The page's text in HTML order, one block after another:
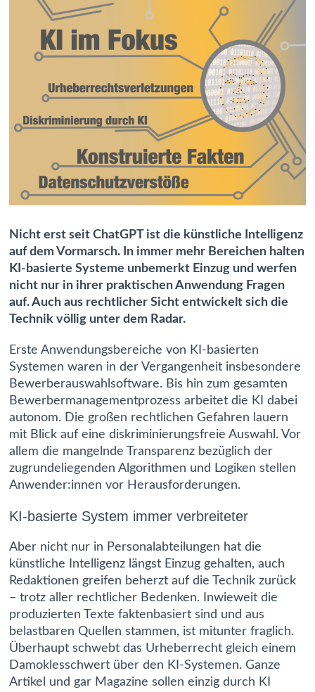
Nicht erst seit ChatGPT ist die künstliche Intelligenz
auf dem Vormarsch. In immer mehr Bereichen halten
KI-basierte Systeme unbemerkt Einzug und werfen
nicht nur in ihrer praktischen Anwendung Fragen
auf. Auch aus rechtlicher Sicht entwickelt sich die
Technik völlig unter dem Radar.
Erste Anwendungsbereiche von KI-basierten
Systemen waren in der Vergangenheit insbesondere
Bewerberauswahlsoftware. Bis hin zum gesamten
Bewerbermanagementprozess arbeitet die KI dabei
autonom. Die großen rechtlichen Gefahren lauern
mit Blick auf eine diskriminierungsfreie Auswahl. Vor
allem die mangelnde Transparenz bezüglich der
zugrundeliegenden Algorithmen und Logiken stellen
Anwender:innen vor Herausforderungen.
KI-basierte System immer verbreiteter
Aber nicht nur in Personalabteilungen hat die
künstliche Intelligenz längst Einzug gehalten, auch
Redaktionen greifen beherzt auf die Technik zurück
– trotz aller rechtlicher Bedenken. Inwieweit die
produzierten Texte faktenbasiert sind und aus
belastbaren Quellen stammen, ist mitunter fraglich.
Überhaupt schwebt das Urheberrecht gleich einem
Damoklesschwert über den KI-Systemen. Ganze
Artikel und gar Magazine sollen einzig durch KI